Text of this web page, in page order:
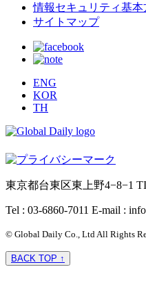
情報セキュリティ基本
サイトマップ
ENG
KOR
TH
東京都台東区東上野4−8−1
Tel : 03-6860-7011 E-mail :
© Global Daily Co., Ltd All Rights
BACK TOP ↑